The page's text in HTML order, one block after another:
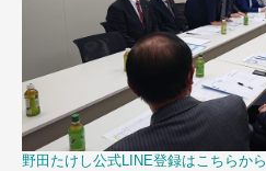
野田たけし公式LINE登録はこちらから